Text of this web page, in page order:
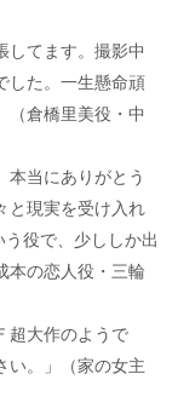
てます。撮影中
した。一生懸命頑
（倉橋里美役・中
当にありがとう
と現実を受け入れ
役で、少ししか出
本の恋人役・三輪
超大作のようで
い。」（家の女主